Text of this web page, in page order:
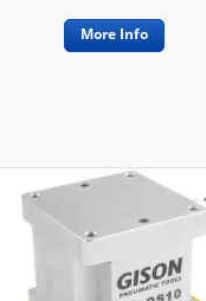
More Info